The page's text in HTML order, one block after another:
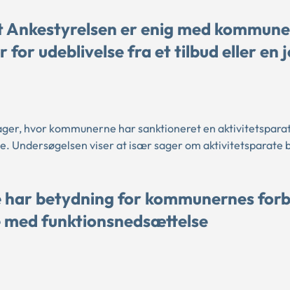
er enig med
for udeblivelse fra et tilbud eller en
hvor kommunerne har sanktioneret en
Undersøgelsen viser at især sager om aktivitetsparate
har betydning for kommunernes
funktionsnedsættelse